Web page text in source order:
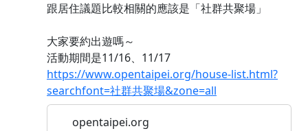
跟居住議題比較相關的應該是「社群共聚場」
大家要約出遊嗎～
活動期間是11/16、11/17
https://www.opentaipei.org/house-list.html?
searchfont=社群共聚場&zone=all
opentaipei.org